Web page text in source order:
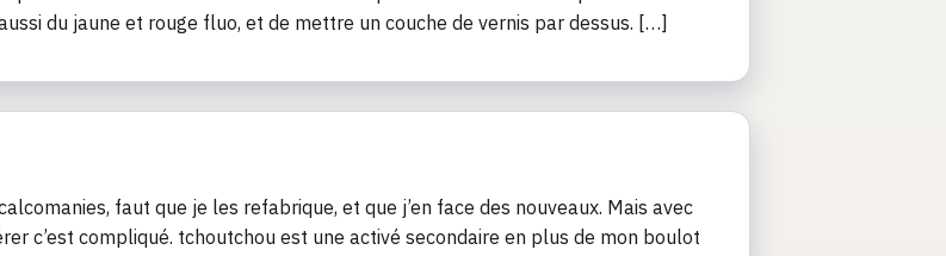
du jaune et rouge fluo, et de mettre un couche de vernis par dessus. […]
faut que je les refabrique, et que j’en face des nouveaux. Mais avec
c’est compliqué. tchoutchou est une activé secondaire en plus de mon boulot